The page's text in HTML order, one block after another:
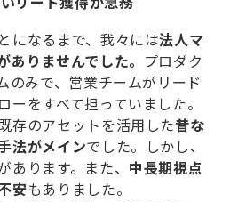
になるまで、我々には法人マ
ありませんでした。 プロダク
のみで、営業チームがリード
ーをすべて担っていました。
存のアセットを活用した昔な
法がメインでした。しかし、
あります。また、 中長期視点
安もありました。